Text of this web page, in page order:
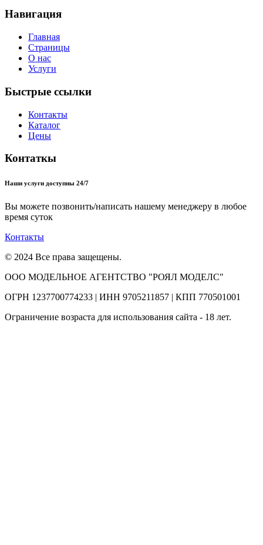
Навигация
Главная
Страницы
О нас
Услуги
Быстрые ссылки
Контакты
Каталог
Цены
Контаткы
Наши услуги доступны 24/7
Вы можете позвонить/написать нашему менеджеру в любое
время суток
Контакты
© 2024 Все права защещены.
ООО МОДЕЛЬНОЕ АГЕНТСТВО "РОЯЛ МОДЕЛС"
ОГРН 1237700774233 | ИНН 9705211857 | КПП 770501001
Ограничение возраста для использования сайта - 18 лет.